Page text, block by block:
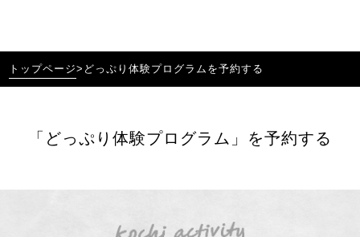
トップページ> どっぷり体験プログラムを予約する
「どっぷり体験プログラム」を予約する